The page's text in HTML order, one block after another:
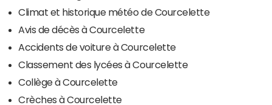
Climat et historique météo de Courcelette
Avis de décès à Courcelette
Accidents de voiture à Courcelette
Classement des lycées à Courcelette
Collège à Courcelette
Crèches à Courcelette